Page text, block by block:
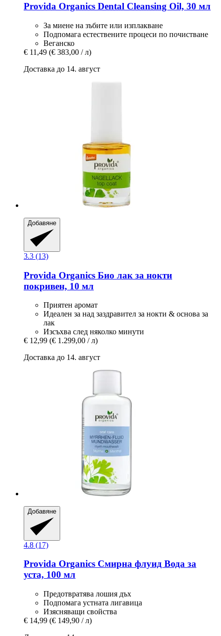
Provida Organics Dental Cleansing Oil, 30 мл
За миене на зъбите или изплакване
Подпомага естествените процеси по почистване
Веганско
€ 11,49 (€ 383,00 / л)
Доставка до 14. август
Добавяне
3.3 (13)
Provida Organics Био лак за нокти
покривен, 10 мл
Приятен аромат
Идеален за над заздравител за нокти & основа за
лак
Изсъхва след няколко минути
€ 12,99 (€ 1.299,00 / л)
Доставка до 14. август
Добавяне
4.8 (17)
Provida Organics Смирна флуид Вода за
уста, 100 мл
Предотвратява лошия дъх
Подпомага устната лигавица
Изясняващи свойства
€ 14,99 (€ 149,90 / л)